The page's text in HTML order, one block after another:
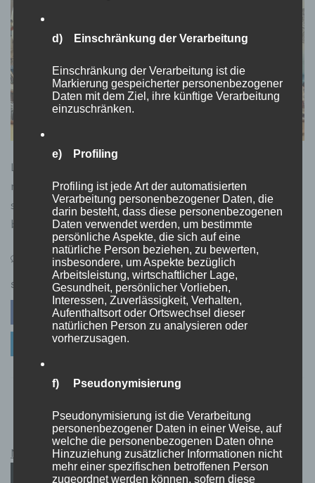
Leuchttürme faszinieren Menschen weltweit. Sie sind
mehr als nur maritime Orientierungspunkte – sie stehen
symbolisch für Sicherheit, Hoffnung und Führung. Diese
besondere Bedeutung macht sie
Leave a Comment on
Geschenkideen
mit
Leuchttürmen:
Kreative
Präsente
für
maritimen
SHARE
Facebook Twitter Pinterest
Linkedin
Netflix Guthabenkarten Kauflink.>LINK<
d) Einschränkung der Verarbeitung
Einschränkung der Verarbeitung ist die
Markierung gespeicherter personenbezogener
Daten mit dem Ziel, ihre künftige Verarbeitung
einzuschränken.
e) Profiling
Profiling ist jede Art der automatisierten
Verarbeitung personenbezogener Daten, die
darin besteht, dass diese personenbezogenen
Daten verwendet werden, um bestimmte
persönliche Aspekte, die sich auf eine
natürliche Person beziehen, zu bewerten,
insbesondere, um Aspekte bezüglich
Arbeitsleistung, wirtschaftlicher Lage,
Gesundheit, persönlicher Vorlieben,
Interessen, Zuverlässigkeit, Verhalten,
Aufenthaltsort oder Ortswechsel dieser
natürlichen Person zu analysieren oder
vorherzusagen.
f) Pseudonymisierung
Pseudonymisierung ist die Verarbeitung
personenbezogener Daten in einer Weise, auf
welche die personenbezogenen Daten ohne
Hinzuziehung zusätzlicher Informationen nicht
mehr einer spezifischen betroffenen Person
zugeordnet werden können, sofern diese